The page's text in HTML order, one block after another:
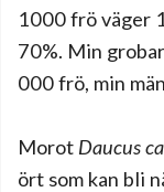
1000 frö väger
70%. Min
000 frö, min
Morot Daucus
ört som kan bli